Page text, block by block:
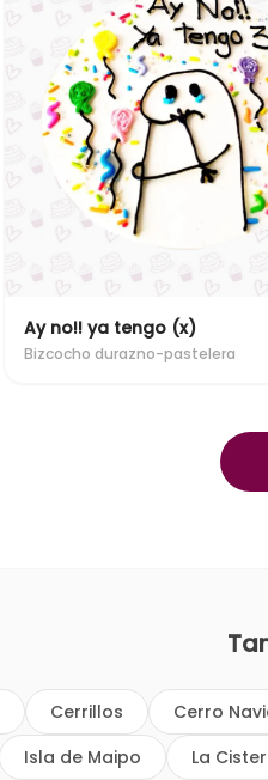
Ay no!! ya tengo (x)
Bizcocho durazno-pastelera
Cerrillos Cerro
Isla de Maipo La